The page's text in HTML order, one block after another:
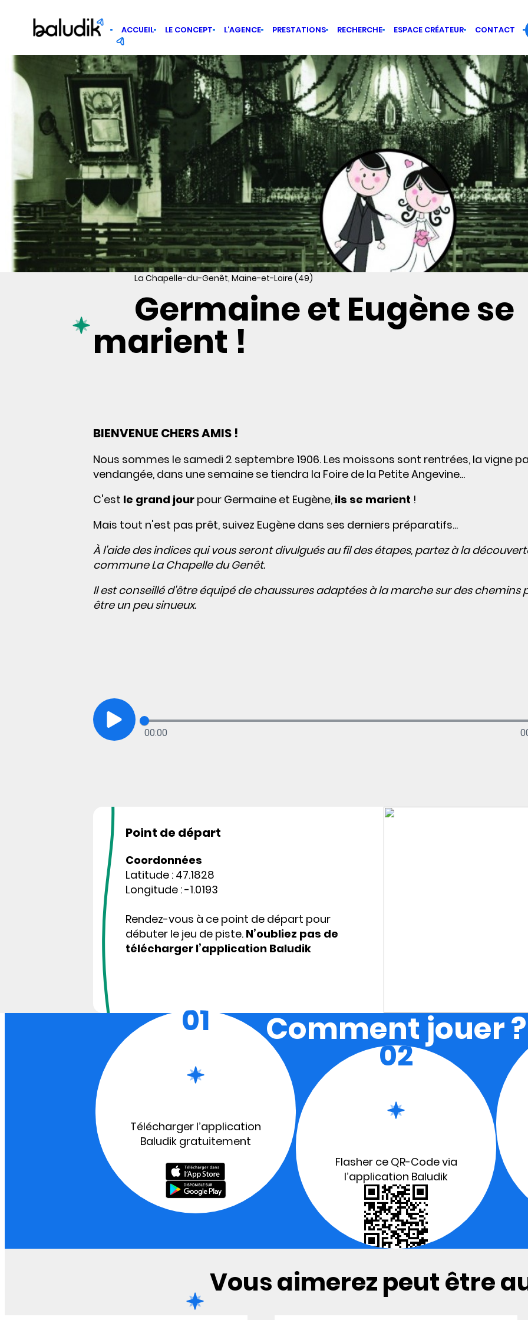
ACCUEIL LE CONCEPT L’AGENCE PRESTATIONS RECHERCHE ESPACE CRÉATEUR CONTACT
La Chapelle-du-Genêt, Maine-et-Loire (49)
Germaine et Eugène se
marient !
BIENVENUE CHERS AMIS !
Nous sommes le samedi 2 septembre 1906. Les moissons sont rentrées, la vigne
vendangée, dans une semaine se tiendra la Foire de la Petite Angevine...
C'est le grand jour pour Germaine et Eugène, ils se marient !
Mais tout n'est pas prêt, suivez Eugène dans ses derniers préparatifs...
À l'aide des indices qui vous seront divulgués au fil des étapes, partez à la
commune La Chapelle du Genêt.
Il est conseillé d'être équipé de chaussures adaptées à la marche sur des chemins
être un peu sinueux.
00:00
Point de départ
Coordonnées
Latitude : 47.1828
Longitude : -1.0193
Rendez-vous à ce point de départ pour
débuter le jeu de piste. N’oubliez pas de
télécharger l’application Baludik
Comment jouer ?
01
Télécharger l’application
Baludik gratuitement
02
Flasher ce QR-Code via
l’application Baludik
Vous aimerez peut être